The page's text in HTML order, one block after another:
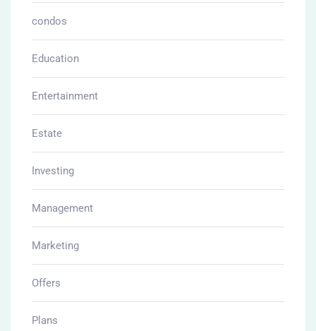
condos
Education
Entertainment
Estate
Investing
Management
Marketing
Offers
Plans